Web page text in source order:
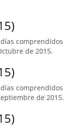
comprendidos
de 2015.
comprendidos
de 2015.